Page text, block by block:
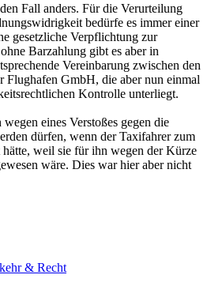
Fall anders. Für die Verurteilung
bedürfe es immer einer
gesetzliche Verpflichtung zur
Barzahlung gibt es aber in
Vereinbarung zwischen den
Flughafen GmbH, die aber nun einmal
Kontrolle unterliegt.
eines Verstoßes gegen die
dürfen, wenn der Taxifahrer zum
weil sie für ihn wegen der Kürze
wäre. Dies war hier aber nicht
& Recht